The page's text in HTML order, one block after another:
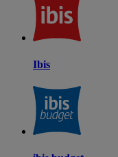
Ibis